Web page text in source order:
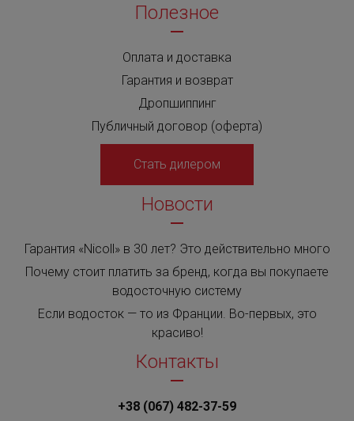
Полезное
Оплата и доставка
Гарантия и возврат
Дропшиппинг
Публичный договор (оферта)
Стать дилером
Новости
Гарантия «Nicoll» в 30 лет? Это действительно много
Почему стоит платить за бренд, когда вы покупаете
водосточную систему
Если водосток — то из Франции. Во-первых, это
красиво!
Контакты
+38 (067) 482-37-59